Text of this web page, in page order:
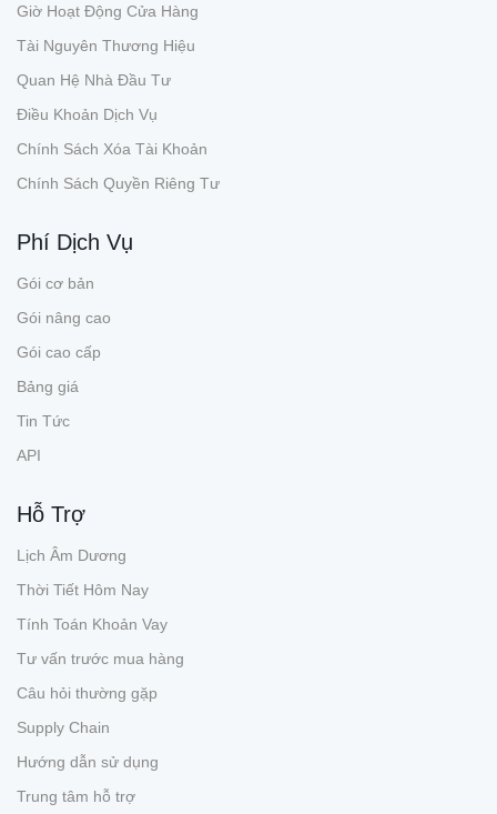
Giờ Hoạt Động Cửa Hàng
Tài Nguyên Thương Hiệu
Quan Hệ Nhà Đầu Tư
Điều Khoản Dịch Vụ
Chính Sách Xóa Tài Khoản
Chính Sách Quyền Riêng Tư
Phí Dịch Vụ
Gói cơ bản
Gói nâng cao
Gói cao cấp
Bảng giá
Tin Tức
API
Hỗ Trợ
Lịch Âm Dương
Thời Tiết Hôm Nay
Tính Toán Khoản Vay
Tư vấn trước mua hàng
Câu hỏi thường gặp
Supply Chain
Hướng dẫn sử dụng
Trung tâm hỗ trợ